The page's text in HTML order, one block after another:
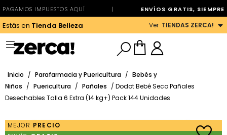
PAGAMOS IMPUESTOS AQUÍ | ENVÍOS GRATIS, SIEMPRE
Estás en Tienda Belleza Ver TIENDAS ZERCA!
Inicio / Parafarmacia y Puericultura / Bebés y
Niños / Puericultura / Pañales / Dodot Bebé Seco Pañales
Desechables Talla 6 Extra (14 kg+) Pack 144 Unidades
MEJOR PRECIO